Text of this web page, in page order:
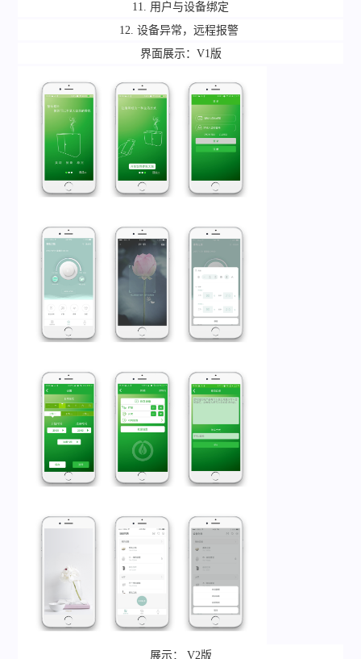
11. 用户与设备绑定
12. 设备异常，远程报警
界面展示：V1版
展示： V2版